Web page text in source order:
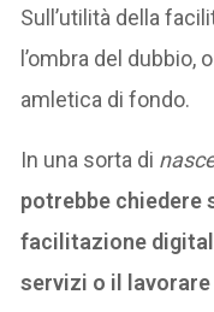
Sull’utilità della
l’ombra del dubbio,
amletica di fondo.
In una sorta di
potrebbe chiedere
facilitazione
servizi o il